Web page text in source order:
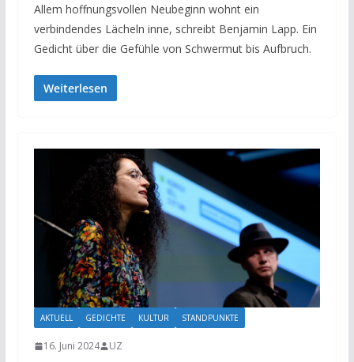
Allem hoffnungsvollen Neubeginn wohnt ein
verbindendes Lächeln inne, schreibt Benjamin Lapp. Ein
Gedicht über die Gefühle von Schwermut bis Aufbruch.
Weiterlesen
AKTUELL GEDICHTE KULTUR STANDPUNKTE
16. Juni 2024 UZ